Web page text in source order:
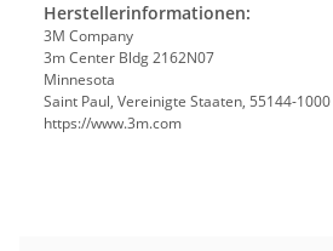
Herstellerinformationen:
3M Company
3m Center Bldg 2162N07
Minnesota
Saint Paul, Vereinigte Staaten, 55144-1000
https://www.3m.com